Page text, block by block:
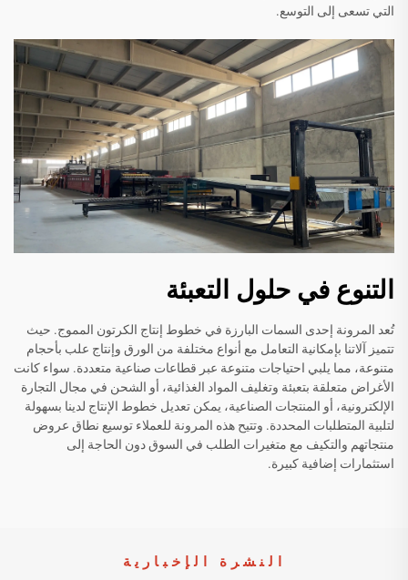
التي تسعى إلى التوسع.
التنوع في حلول التعبئة
تُعد المرونة إحدى السمات البارزة في خطوط إنتاج الكرتون المموج. حيث
تتميز آلاتنا بإمكانية التعامل مع أنواع مختلفة من الورق وإنتاج علب بأحجام
متنوعة، مما يلبي احتياجات متنوعة عبر قطاعات صناعية متعددة. سواء كانت
الأغراض متعلقة بتعبئة وتغليف المواد الغذائية، أو الشحن في مجال التجارة
الإلكترونية، أو المنتجات الصناعية، يمكن تعديل خطوط الإنتاج لدينا بسهولة
لتلبية المتطلبات المحددة. وتتيح هذه المرونة للعملاء توسيع نطاق عروض
منتجاتهم والتكيف مع متغيرات الطلب في السوق دون الحاجة إلى
استثمارات إضافية كبيرة.
النشرة الإخبارية